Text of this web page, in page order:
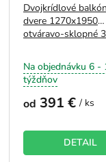
Dvojkrídlové
dvere 1270x1950
otváravo-sklopné
Na objednávku 6 -
týždňov
od 391 € / ks
DETAIL